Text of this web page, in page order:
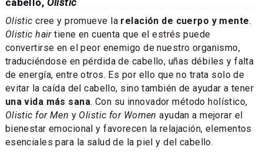
Olistic cree y promueve la relación de cuerpo y mente.
Olistic hairtiene en cuenta que el estrés puede
convertirse en el peor enemigo de nuestro organismo,
traduciéndose en pérdida de cabello, uñas débiles y falta
de energía, entre otros. Es por ello que no trata solo de
evitar la caída del cabello, sino también de ayudar a tener
una vida más sana. Con su innovador método holístico,
Olistic for Men y Olistic for Women ayudan a mejorar el
bienestar emocional y favorecen la relajación, elementos
esenciales para la salud de la piel y del cabello.